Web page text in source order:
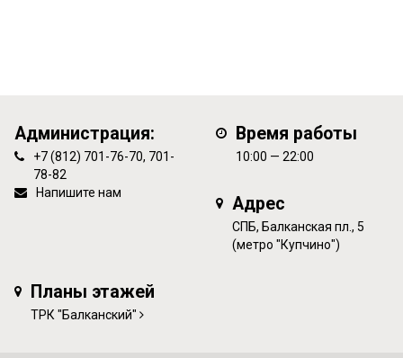
Администрация:
+7 (812) 701-76-70, 701-
78-82
Напишите нам
Время работы
10:00 — 22:00
Адрес
СПБ, Балканская пл., 5
(метро "Купчино")
Планы этажей
ТРК "Балканский"